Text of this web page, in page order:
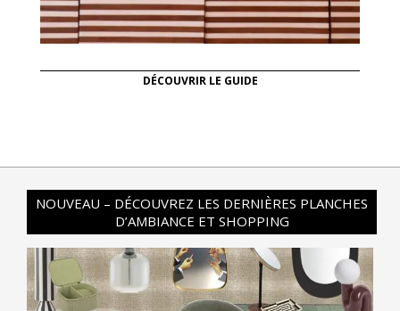
DÉCOUVRIR LE GUIDE
NOUVEAU – DÉCOUVREZ LES DERNIÈRES PLANCHES
D’AMBIANCE ET SHOPPING